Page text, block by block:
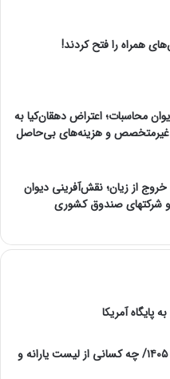
همراه را فتح کردند!
محاسبات؛ اعتراض دهقان‌کیا به
غیرمتخصص و هزینه‌های بی‌حاصل
خروج از زیان؛ نقش‌آفرینی دیوان
شرکتهای صندوق کشوری
آغاز قطع یارانه نقدی و کالابرگ از مرداد ۱۴۰۵/ چه کسانی از لیست یارانه و